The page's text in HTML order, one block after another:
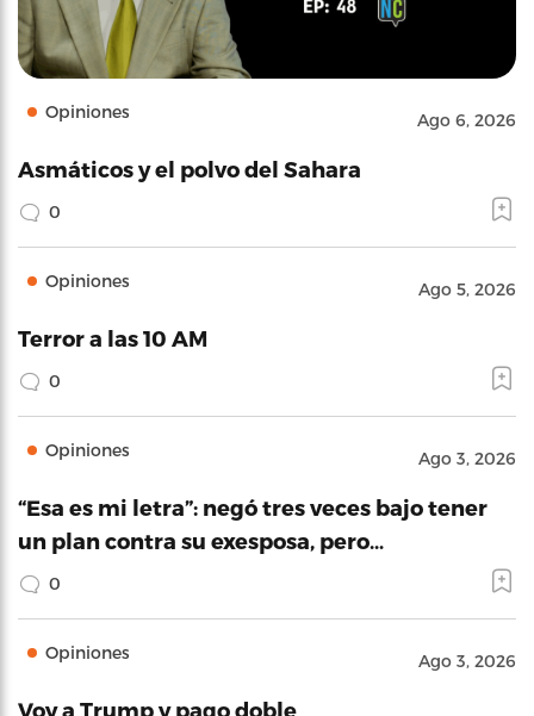
Opiniones Ago 6, 2026
Asmáticos y el polvo del Sahara
0
Opiniones Ago 5, 2026
Terror a las 10 AM
0
Opiniones Ago 3, 2026
“Esa es mi letra”: negó tres veces bajo tener
un plan contra su exesposa, pero…
0
Opiniones Ago 3, 2026
Voy a Trump y pago doble